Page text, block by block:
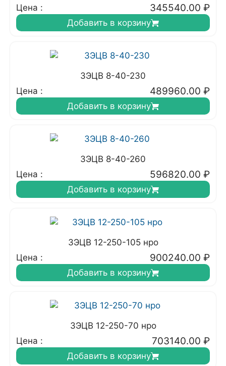
Цена :
345540.00 ₽
Добавить в корзину
3ЭЦВ 8-40-230
Цена :
489960.00 ₽
Добавить в корзину
3ЭЦВ 8-40-260
Цена :
596820.00 ₽
Добавить в корзину
3ЭЦВ 12-250-105 нро
Цена :
900240.00 ₽
Добавить в корзину
3ЭЦВ 12-250-70 нро
Цена :
703140.00 ₽
Добавить в корзину